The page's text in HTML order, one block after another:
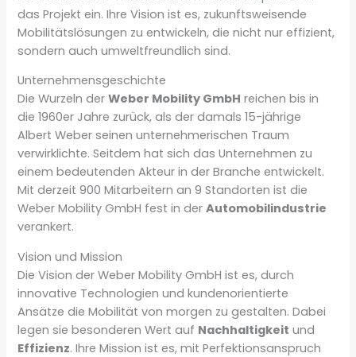
das Projekt ein. Ihre Vision ist es, zukunftsweisende
Mobilitätslösungen zu entwickeln, die nicht nur effizient,
sondern auch umweltfreundlich sind.
Unternehmensgeschichte
Die Wurzeln derWeber Mobility GmbH reichen bis in
die 1960er Jahre zurück, als der damals 15-jährige
Albert Weber seinen unternehmerischen Traum
verwirklichte. Seitdem hat sich das Unternehmen zu
einem bedeutenden Akteur in der Branche entwickelt.
Mit derzeit 900 Mitarbeitern an 9 Standorten ist die
Weber Mobility GmbH fest in derAutomobilindustrie
verankert.
Vision und Mission
Die Vision der Weber Mobility GmbH ist es, durch
innovative Technologien und kundenorientierte
Ansätze die Mobilität von morgen zu gestalten. Dabei
legen sie besonderen Wert auf Nachhaltigkeit und
Effizienz. Ihre Mission ist es, mit Perfektionsanspruch